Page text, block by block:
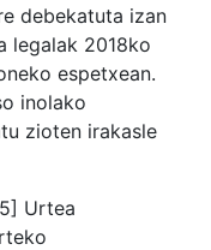
debekatuta izan
legalak 2018ko
espetxean.
inolako
zioten irakasle
Urtea